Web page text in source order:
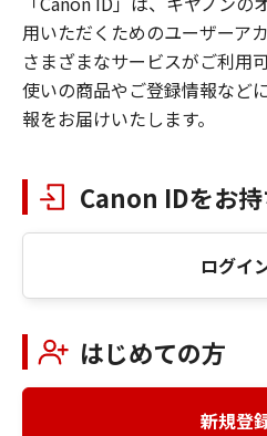
用いただくためのユーザーア
さまざまなサービスがご利用
使いの商品やご登録情報など
報をお届けいたします。
Canon IDをお
ログイ
はじめての方
新規登